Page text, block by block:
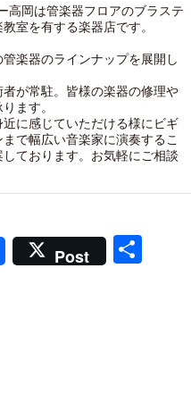
高岡は管楽器フロアのブラステ
室を有する楽器店です。
楽器のラインナップを展開し
が常駐。皆様の楽器の修理や
ます。
に感じていただける様にビギ
で幅広い音楽家に演奏するこ
ております。お気軽にご相談
Post